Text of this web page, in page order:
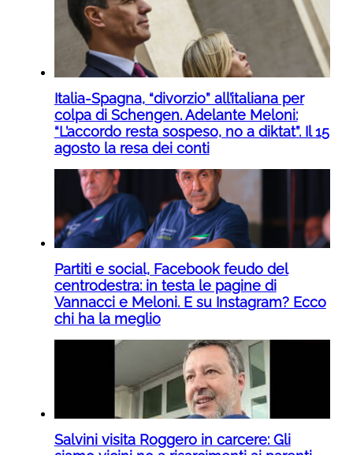
Italia-Spagna, “divorzio” all’italiana per
colpa di Schengen. Adelante Meloni:
“L’accordo resta sospeso, no a diktat”. Il 15
agosto la resa dei conti
Partiti e social, Facebook feudo del
centrodestra: in testa le pagine di
Vannacci e Meloni. E su Instagram? Ecco
chi ha la meglio
Salvini visita Roggero in carcere: Gli